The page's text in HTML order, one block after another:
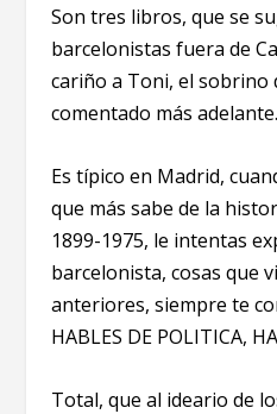
Son tres libros, que se
barcelonistas fuera de
cariño a Toni, el sobrino
comentado más adelante.
Es típico en Madrid,
que más sabe de la
1899-1975, le intentas
barcelonista, cosas que
anteriores, siempre te
HABLES DE POLITICA,
Total, que al ideario de